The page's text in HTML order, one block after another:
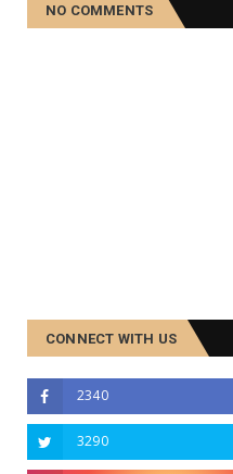
NO COMMENTS
CONNECT WITH US
2340
3290